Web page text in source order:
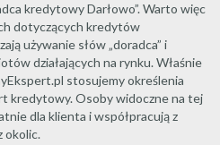
kredytowy Darłowo”. Warto więc
dotyczących kredytów
używanie słów „doradca” i
działających na rynku. Właśnie
stosujemy określenia
kredytowy. Osoby widoczne na tej
dla klienta i współpracują z
okolic.